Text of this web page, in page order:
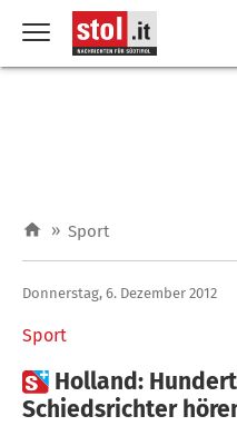
» Sport
Sport
Donnerstag, 6. Dezember 2012
 Holland:
Schiedsrichter